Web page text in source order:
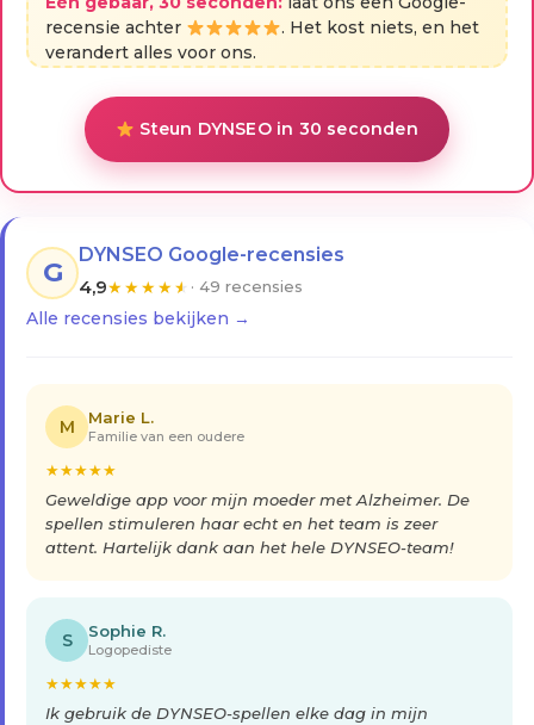
recensie achter
. Het kost niets, en het
verandert alles voor ons.
Steun DYNSEO in 30 seconden
G
DYNSEO Google-recensies
4,9★★★★★ · 49 recensies
Alle recensies bekijken →
M Marie L.
Familie van een oudere
★★★★★
Geweldige app voor mijn moeder met Alzheimer. De
spellen stimuleren haar echt en het team is zeer
attent. Hartelijk dank aan het hele DYNSEO-team!
S Sophie R.
Logopediste
★★★★★
Ik gebruik de DYNSEO-spellen elke dag in mijn